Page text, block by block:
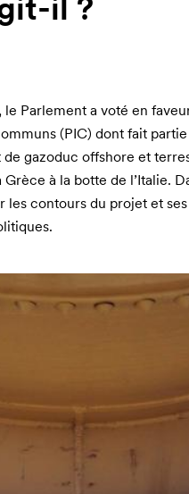
il ?
le Parlement a voté en
(PIC) dont fait partie
gazoduc offshore et
à la botte de l’Italie.
les contours du projet et ses